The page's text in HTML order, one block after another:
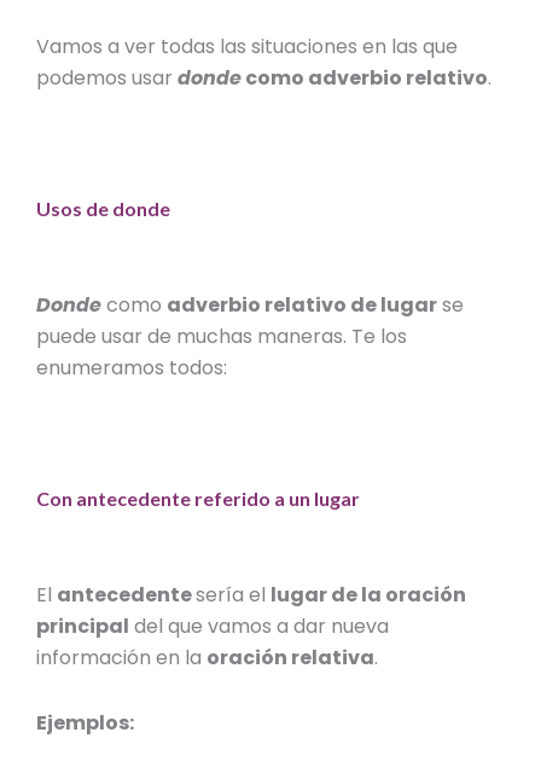
Vamos a ver todas las situaciones en las que
podemos usardondecomo adverbio relativo.
Usos de donde
Dondecomo adverbio relativo de lugarse
puede usar de muchas maneras. Te los
enumeramos todos:
Con antecedente referido a un lugar
El antecedentesería el lugar de la oración
principal del que vamos a dar nueva
información en la oración relativa.
Ejemplos: